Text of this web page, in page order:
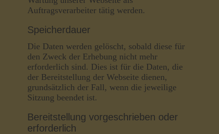
Auftragsverarbeiter tätig werden.
Speicherdauer
Die Daten werden gelöscht, sobald diese für
den Zweck der Erhebung nicht mehr
erforderlich sind. Dies ist für die Daten, die
der Bereitstellung der Webseite dienen,
grundsätzlich der Fall, wenn die jeweilige
Sitzung beendet ist.
Bereitstellung vorgeschrieben oder
erforderlich